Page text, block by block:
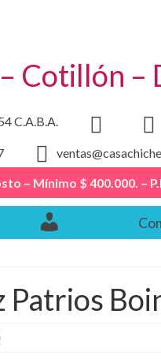
Cotillón –
C.A.B.A.
– Mínimo $ 400.000. –
Patrios